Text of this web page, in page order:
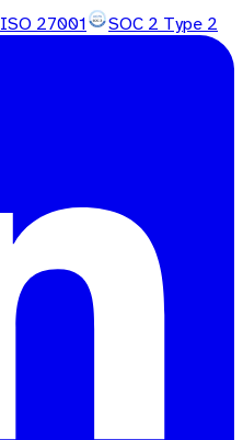
ISO 27001 SOC 2 Type 2